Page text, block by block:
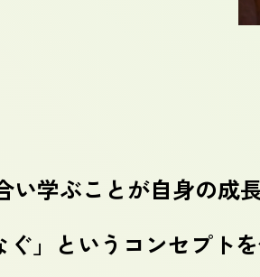
い学ぶことが自身の
」というコンセプト